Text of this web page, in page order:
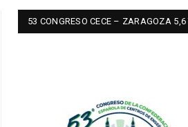
53 CONGRESO CECE – ZARAGOZA 5,6